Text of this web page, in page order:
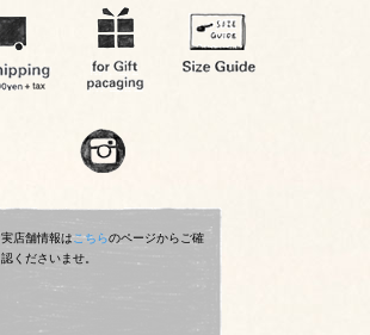
実店舗情報はこちらのページからご確
認くださいませ。